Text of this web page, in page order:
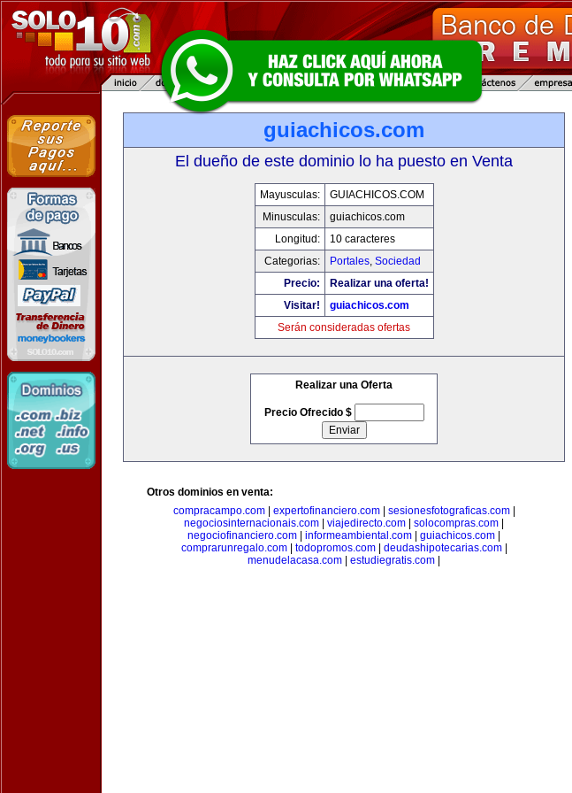
guiachicos.com
El dueño de este dominio lo ha puesto en Venta
Mayusculas:
GUIACHICOS.COM
Minusculas:
guiachicos.com
Longitud:
10 caracteres
Categorias:
Portales, Sociedad
Precio:
Realizar una oferta!
Visitar!
guiachicos.com
Serán consideradas ofertas
Realizar una Oferta
Precio Ofrecido $
Otros dominios en venta:
compracampo.com| expertofinanciero.com| sesionesfotograficas.com|
negociosinternacionais.com
viajedirecto.com solocompras.com
negociofinanciero.com
informeambiental.com guiachicos.com
comprarunregalo.com| todopromos.com| deudashipotecarias.com|
menudelacasa.com
estudiegratis.com